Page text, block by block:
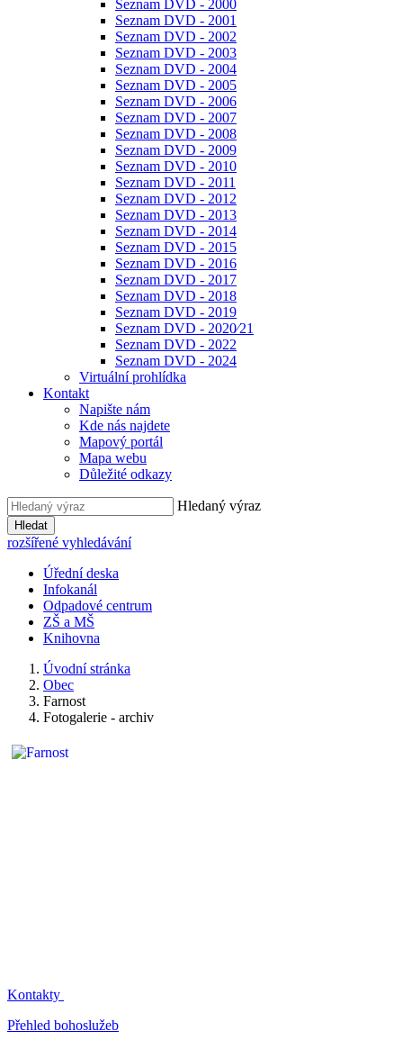
Seznam DVD - 2000
Seznam DVD - 2001
Seznam DVD - 2002
Seznam DVD - 2003
Seznam DVD - 2004
Seznam DVD - 2005
Seznam DVD - 2006
Seznam DVD - 2007
Seznam DVD - 2008
Seznam DVD - 2009
Seznam DVD - 2010
Seznam DVD - 2011
Seznam DVD - 2012
Seznam DVD - 2013
Seznam DVD - 2014
Seznam DVD - 2015
Seznam DVD - 2016
Seznam DVD - 2017
Seznam DVD - 2018
Seznam DVD - 2019
Seznam DVD - 2020⁄21
Seznam DVD - 2022
Seznam DVD - 2024
Virtuální prohlídka
Kontakt
Napište nám
Kde nás najdete
Mapový portál
Mapa webu
Důležité odkazy
Hledaný výraz
Hledat
rozšířené vyhledávání
Úřední deska
Infokanál
Odpadové centrum
ZŠ a MŠ
Knihovna
Úvodní stránka
Obec
Farnost
Fotogalerie - archiv
Kontakty
Přehled bohoslužeb